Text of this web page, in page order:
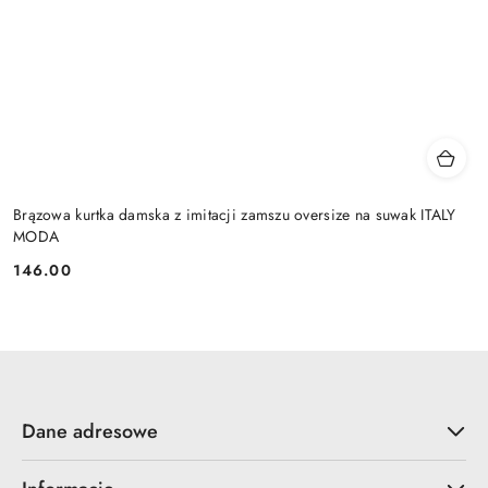
Brązowa kurtka damska z imitacji zamszu oversize na suwak ITALY
MODA
Cena:
146.00
Dane adresowe